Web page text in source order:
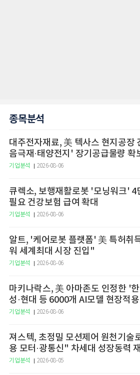
종목분석
대주전자재료, 美 텍사스 현지공장
음극재·태양전지' 장기공급물량 확
기업분석 2026-08-06
큐렉소, 보행재활로봇 '모닝워크' 4
필요 건강보험 급여 확대
기업분석 2026-08-06
알트, '케어로봇 플랫폼' 美 특허취
워 세계최대 시장 진입"
기업분석 2026-08-06
마키나락스, 美 아마존도 인정한 '
성·현대 등 6000개 AI모델 현장적용
기업분석 2026-08-06
져스텍, 초정밀 모션제어 원천기술
용 모터·광통신" 차세대 성장동력
기업분석 2026-08-05